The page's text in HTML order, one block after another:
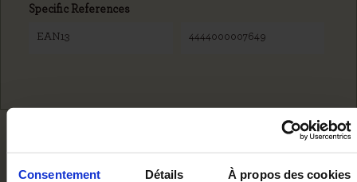
Consentement Détails À propos des cookies
Specific References
EAN13 4444000007649
WE RECOMMEND YOU